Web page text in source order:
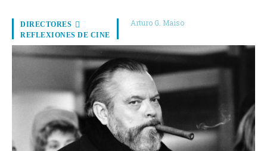
DIRECTORES
REFLEXIONES DE CINE
Arturo G. Maiso